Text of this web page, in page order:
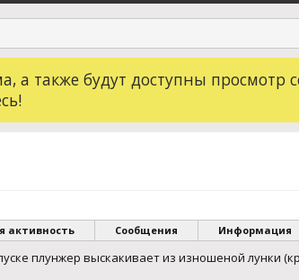
а также будут доступны просмотр
активность Сообщения Информация
плунжер выскакивает из изношеной лунки